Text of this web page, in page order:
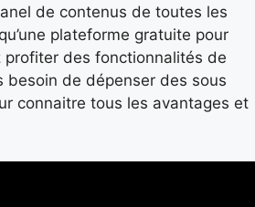
de contenus de toutes les
plateforme gratuite pour
des fonctionnalités de
besoin de dépenser des sous
connaitre tous les avantages et